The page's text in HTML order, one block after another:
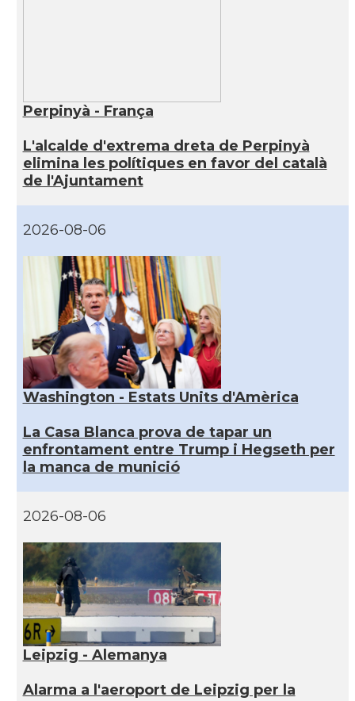
Perpinyà - França
L'alcalde d'extrema dreta de Perpinyà
elimina les polítiques en favor del català
de l'Ajuntament
2026-08-06
Washington - Estats Units d'Amèrica
La Casa Blanca prova de tapar un
enfrontament entre Trump i Hegseth per
la manca de munició
2026-08-06
Leipzig - Alemanya
Alarma a l'aeroport de Leipzig per la